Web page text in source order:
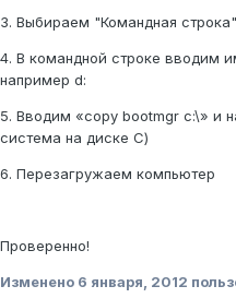
3. Выбираем "Командная
4. В командной строке вводим
например d:
5. Вводим «copy bootmgr c:\» и
система на диске С)
6. Перезагружаем компьютер
Проверенно!
Изменено 6 января, 2012